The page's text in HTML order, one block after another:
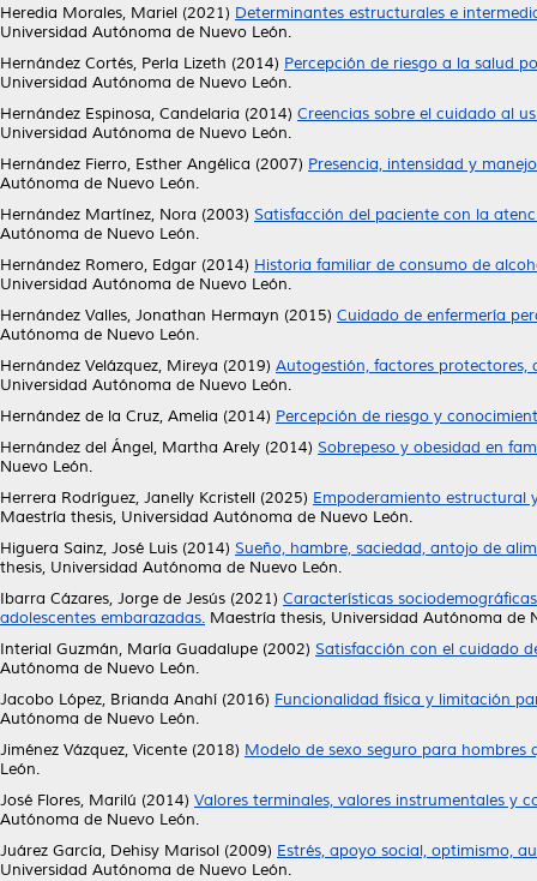
Heredia Morales, Mariel (2021) Determinantes estructurales e
Universidad Autónoma de Nuevo León.
Hernández Cortés, Perla Lizeth (2014) Percepción de riesgo a la salud
Universidad Autónoma de Nuevo León.
Hernández Espinosa, Candelaria (2014) Creencias sobre el cuidado al
Universidad Autónoma de Nuevo León.
Hernández Fierro, Esther Angélica (2007) Presencia, intensidad y
Autónoma de Nuevo León.
Hernández Martínez, Nora (2003) Satisfacción del paciente con la
Autónoma de Nuevo León.
Hernández Romero, Edgar (2014) Historia familiar de consumo de
Universidad Autónoma de Nuevo León.
Hernández Valles, Jonathan Hermayn (2015) Cuidado de enfermería
Autónoma de Nuevo León.
Hernández Velázquez, Mireya (2019) Autogestión, factores protectores,
Universidad Autónoma de Nuevo León.
Hernández de la Cruz, Amelia (2014) Percepción de riesgo y
Hernández del Ángel, Martha Arely (2014) Sobrepeso y obesidad en
Nuevo León.
Herrera Rodríguez, Janelly Kcristell (2025) Empoderamiento estructural
Maestría thesis, Universidad Autónoma de Nuevo León.
Higuera Sainz, José Luis (2014) Sueño, hambre, saciedad, antojo de
thesis, Universidad Autónoma de Nuevo León.
Ibarra Cázares, Jorge de Jesús (2021) Características
adolescentes embarazadas. Maestría thesis, Universidad Autónoma de
Interial Guzmán, María Guadalupe (2002) Satisfacción con el cuidado
Autónoma de Nuevo León.
Jacobo López, Brianda Anahí (2016) Funcionalidad física y limitación
Autónoma de Nuevo León.
Jiménez Vázquez, Vicente (2018) Modelo de sexo seguro para hombres
León.
José Flores, Marilú (2014) Valores terminales, valores instrumentales y
Autónoma de Nuevo León.
Juárez García, Dehisy Marisol (2009) Estrés, apoyo social, optimismo,
Universidad Autónoma de Nuevo León.